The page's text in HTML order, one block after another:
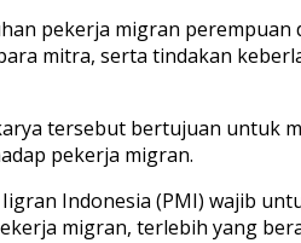
pekerja migran perempuan
mitra, serta tindakan
tersebut bertujuan untuk
pekerja migran.
Indonesia (PMI) wajib
migran, terlebih yang